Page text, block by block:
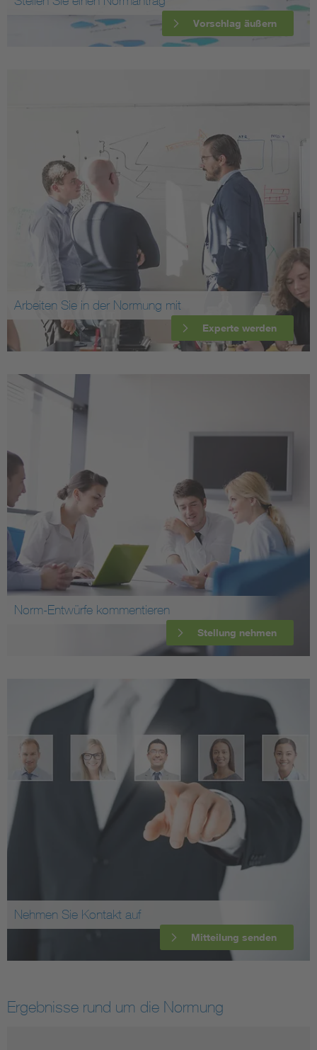
Vorschlag äußern
Arbeiten Sie in der Normung mit
Experte werden
Norm-Entwürfe kommentieren
Stellung nehmen
Nehmen Sie Kontakt auf
Mitteilung senden
Ergebnisse rund um die Normung